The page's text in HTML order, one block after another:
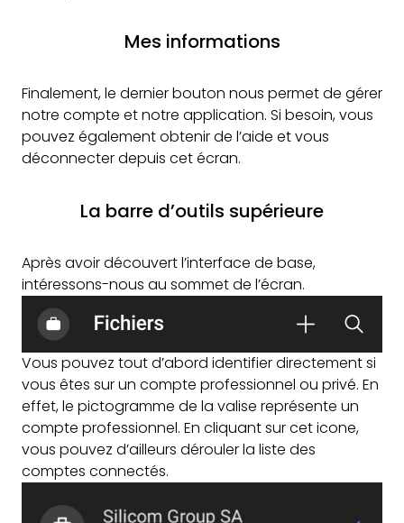
Mes informations
Finalement, le dernier bouton nous permet de gérer
notre compte et notre application. Si besoin, vous
pouvez également obtenir de l’aide et vous
déconnecter depuis cet écran.
La barre d’outils supérieure
Après avoir découvert l’interface de base,
intéressons-nous au sommet de l’écran.
Vous pouvez tout d’abord identifier directement si
vous êtes sur un compte professionnel ou privé. En
effet, le pictogramme de la valise représente un
compte professionnel. En cliquant sur cet icone,
vous pouvez d’ailleurs dérouler la liste des
comptes connectés.